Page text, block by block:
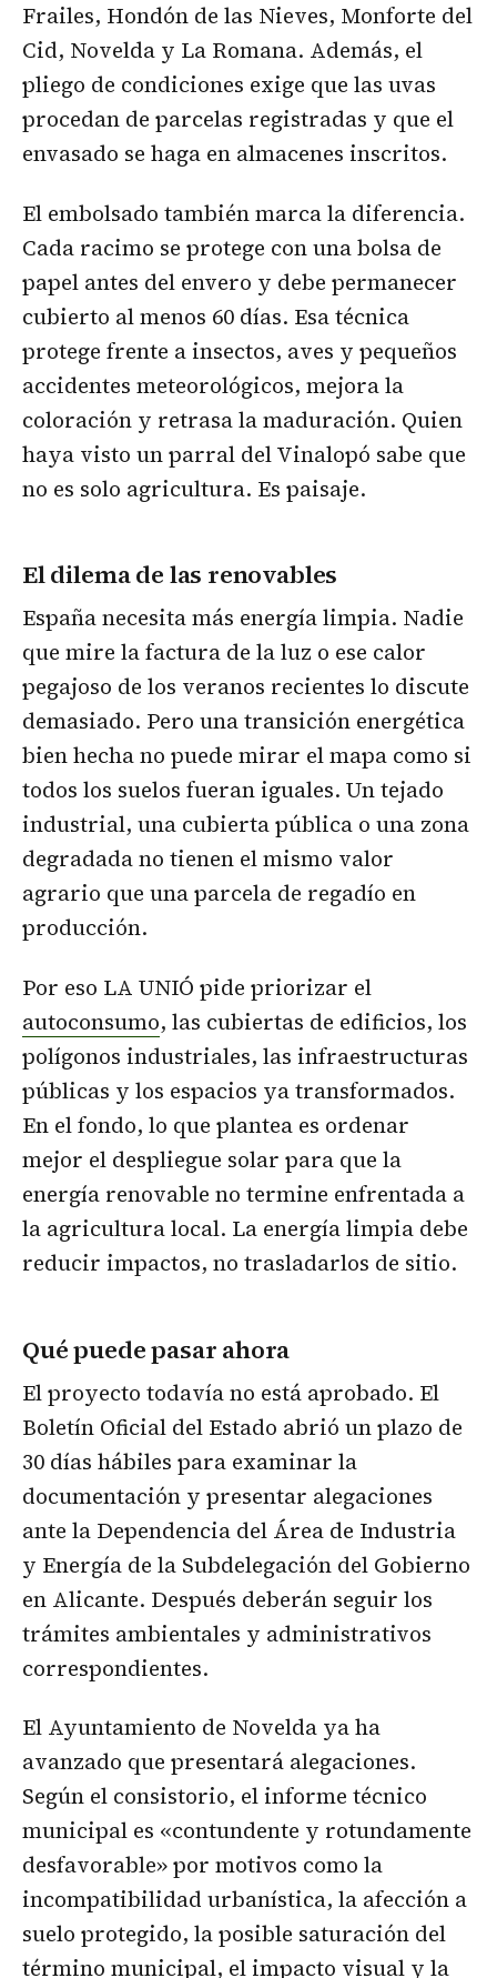
Frailes, Hondón de las Nieves, Monforte del
Cid, Novelda y La Romana. Además, el
pliego de condiciones exige que las uvas
procedan de parcelas registradas y que el
envasado se haga en almacenes inscritos.
El embolsado también marca la diferencia.
Cada racimo se protege con una bolsa de
papel antes del envero y debe permanecer
cubierto al menos 60 días. Esa técnica
protege frente a insectos, aves y pequeños
accidentes meteorológicos, mejora la
coloración y retrasa la maduración. Quien
haya visto un parral del Vinalopó sabe que
no es solo agricultura. Es paisaje.
El dilema de las renovables
España necesita más energía limpia. Nadie
que mire la factura de la luz o ese calor
pegajoso de los veranos recientes lo discute
demasiado. Pero una transición energética
bien hecha no puede mirar el mapa como si
todos los suelos fueran iguales. Un tejado
industrial, una cubierta pública o una zona
degradada no tienen el mismo valor
agrario que una parcela de regadío en
producción.
Por eso LA UNIÓ pide priorizar el
autoconsumo, las cubiertas de edificios, los
polígonos industriales, las infraestructuras
públicas y los espacios ya transformados.
En el fondo, lo que plantea es ordenar
mejor el despliegue solar para que la
energía renovable no termine enfrentada a
la agricultura local. La energía limpia debe
reducir impactos, no trasladarlos de sitio.
Qué puede pasar ahora
El proyecto todavía no está aprobado. El
Boletín Oficial del Estado abrió un plazo de
30 días hábiles para examinar la
documentación y presentar alegaciones
ante la Dependencia del Área de Industria
y Energía de la Subdelegación del Gobierno
en Alicante. Después deberán seguir los
trámites ambientales y administrativos
correspondientes.
El Ayuntamiento de Novelda ya ha
avanzado que presentará alegaciones.
Según el consistorio, el informe técnico
municipal es «contundente y rotundamente
desfavorable» por motivos como la
incompatibilidad urbanística, la afección a
suelo protegido, la posible saturación del
término municipal, el impacto visual y la